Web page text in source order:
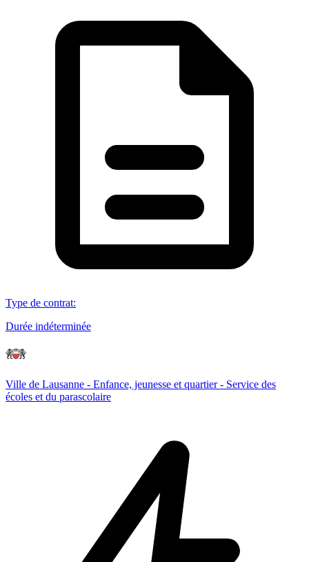
Type de contrat:
Durée indéterminée
Ville de Lausanne - Enfance, jeunesse et quartier - Service des
écoles et du parascolaire